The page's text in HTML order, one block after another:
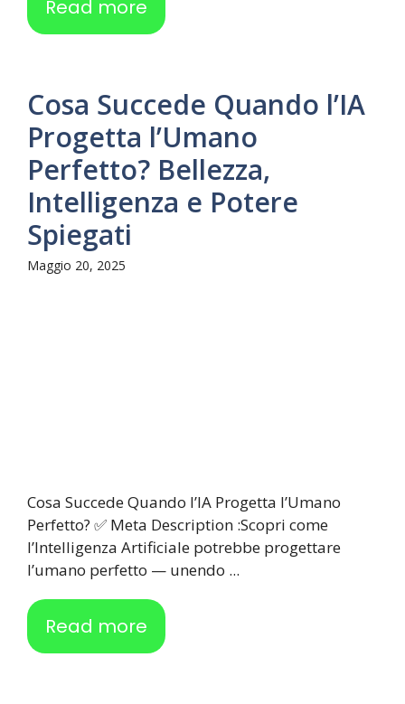
Read more
Cosa Succede Quando l’IA
Progetta l’Umano
Perfetto? Bellezza,
Intelligenza e Potere
Spiegati
Maggio 20, 2025
Cosa Succede Quando l’IA Progetta l’Umano
Perfetto? ✅ Meta Description :Scopri come
l’Intelligenza Artificiale potrebbe progettare
l’umano perfetto — unendo ...
Read more